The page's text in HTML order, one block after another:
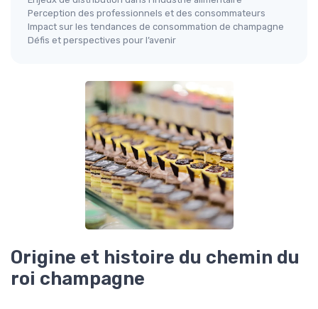
Perception des professionnels et des consommateurs
Impact sur les tendances de consommation de champagne
Défis et perspectives pour l’avenir
Origine et histoire du chemin du
roi champagne